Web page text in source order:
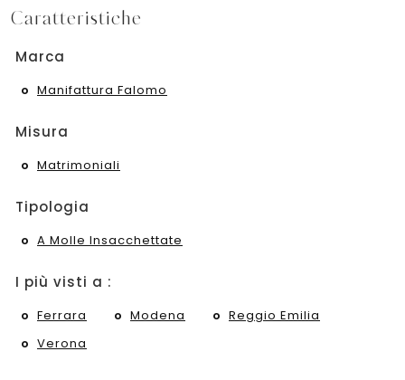
Caratteristiche
Marca
Manifattura Falomo
Misura
Matrimoniali
Tipologia
A Molle Insacchettate
I più visti a :
Ferrara Modena
Reggio Emilia
Verona